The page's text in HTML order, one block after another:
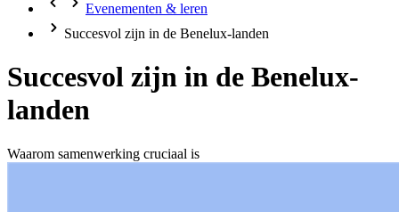
Evenementen & leren
Succesvol zijn in de Benelux-landen
Succesvol zijn in de Benelux-
landen
Waarom samenwerking cruciaal is